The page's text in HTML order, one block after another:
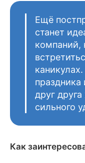
Ещё
станет
компаний,
праздника
друг
сильного
Как